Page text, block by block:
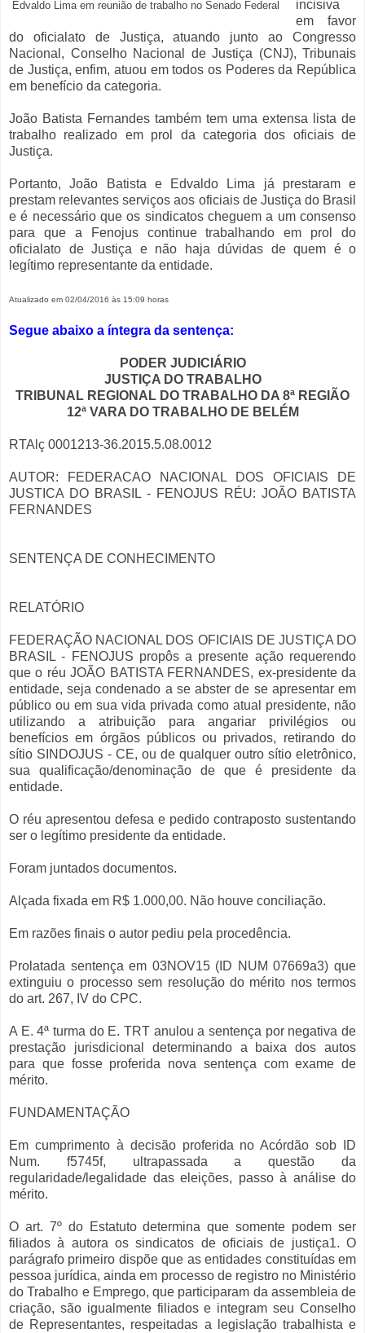
Edvaldo Lima em reunião de trabalho no Senado Federal
incisiva
em favor
do oficialato de Justiça, atuando junto ao Congresso
Nacional, Conselho Nacional de Justiça (CNJ), Tribunais
de Justiça, enfim, atuou em todos os Poderes da República
em benefício da categoria.
João Batista Fernandes também tem uma extensa lista de
trabalho realizado em prol da categoria dos oficiais de
Justiça.
Portanto, João Batista e Edvaldo Lima já prestaram e
prestam relevantes serviços aos oficiais de Justiça do Brasil
e é necessário que os sindicatos cheguem a um consenso
para que a Fenojus continue trabalhando em prol do
oficialato de Justiça e não haja dúvidas de quem é o
legítimo representante da entidade.
Atualizado em 02/04/2016 às 15:09 horas
Segue abaixo a íntegra da sentença:
PODER JUDICIÁRIO
JUSTIÇA DO TRABALHO
TRIBUNAL REGIONAL DO TRABALHO DA 8ª REGIÃO
12ª VARA DO TRABALHO DE BELÉM
RTAlç 0001213-36.2015.5.08.0012
AUTOR: FEDERACAO NACIONAL DOS OFICIAIS DE
JUSTICA DO BRASIL - FENOJUS RÉU: JOÃO BATISTA
FERNANDES
SENTENÇA DE CONHECIMENTO
RELATÓRIO
FEDERAÇÃO NACIONAL DOS OFICIAIS DE JUSTIÇA DO
BRASIL - FENOJUS propôs a presente ação requerendo
que o réu JOÃO BATISTA FERNANDES, ex-presidente da
entidade, seja condenado a se abster de se apresentar em
público ou em sua vida privada como atual presidente, não
utilizando a atribuição para angariar privilégios ou
benefícios em órgãos públicos ou privados, retirando do
sítio SINDOJUS - CE, ou de qualquer outro sítio eletrônico,
sua qualificação/denominação de que é presidente da
entidade.
O réu apresentou defesa e pedido contraposto sustentando
ser o legítimo presidente da entidade.
Foram juntados documentos.
Alçada fixada em R$ 1.000,00. Não houve conciliação.
Em razões finais o autor pediu pela procedência.
Prolatada sentença em 03NOV15 (ID NUM 07669a3) que
extinguiu o processo sem resolução do mérito nos termos
do art. 267, IV do CPC.
A E. 4ª turma do E. TRT anulou a sentença por negativa de
prestação jurisdicional determinando a baixa dos autos
para que fosse proferida nova sentença com exame de
mérito.
FUNDAMENTAÇÃO
Em cumprimento à decisão proferida no Acórdão sob ID
Num. f5745f, ultrapassada a questão da
regularidade/legalidade das eleições, passo à análise do
mérito.
O art. 7º do Estatuto determina que somente podem ser
filiados à autora os sindicatos de oficiais de justiça1. O
parágrafo primeiro dispõe que as entidades constituídas em
pessoa jurídica, ainda em processo de registro no Ministério
do Trabalho e Emprego, que participaram da assembleia de
criação, são igualmente filiados e integram seu Conselho
de Representantes, respeitadas a legislação trabalhista e